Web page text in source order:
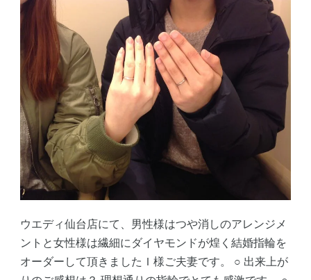
ウエディ仙台店にて、男性様はつや消しのアレンジメ
ントと女性様は繊細にダイヤモンドが煌く結婚指輪を
オーダーして頂きましたＩ様ご夫妻です。
○ 出来上が